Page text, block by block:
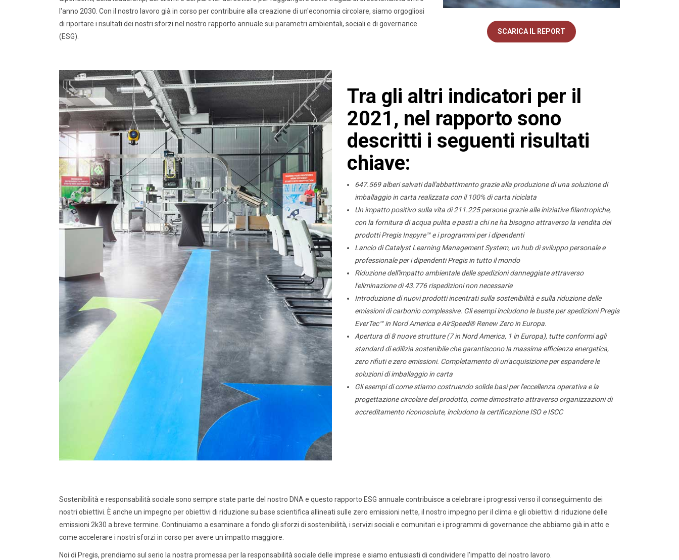
l'anno 2030. Con il nostro lavoro già in corso per contribuire alla creazione di un'economia circolare, siamo orgogliosi
di riportare i risultati dei nostri sforzi nel nostro rapporto annuale sui parametri ambientali, sociali e di governance
(ESG).
SCARICA IL REPORT
Tra gli altri indicatori per il
2021, nel rapporto sono
descritti i seguenti risultati
chiave:
647.569 alberi salvati dall'abbattimento grazie alla produzione di una soluzione di
imballaggio in carta realizzata con il 100% di carta riciclata
Un impatto positivo sulla vita di 211.225 persone grazie alle iniziative filantropiche,
con la fornitura di acqua pulita e pasti a chi ne ha bisogno attraverso la vendita dei
prodotti Pregis Inspyre™ e i programmi per i dipendenti
Lancio di Catalyst Learning Management System, un hub di sviluppo personale e
professionale per i dipendenti Pregis in tutto il mondo
Riduzione dell'impatto ambientale delle spedizioni danneggiate attraverso
l'eliminazione di 43.776 rispedizioni non necessarie
Introduzione di nuovi prodotti incentrati sulla sostenibilità e sulla riduzione delle
emissioni di carbonio complessive. Gli esempi includono le buste per spedizioni Pregis
EverTec™ in Nord America e AirSpeed® Renew Zero in Europa.
Apertura di 8 nuove strutture (7 in Nord America, 1 in Europa), tutte conformi agli
standard di edilizia sostenibile che garantiscono la massima efficienza energetica,
zero rifiuti e zero emissioni. Completamento di un'acquisizione per espandere le
soluzioni di imballaggio in carta
Gli esempi di come stiamo costruendo solide basi per l'eccellenza operativa e la
progettazione circolare del prodotto, come dimostrato attraverso organizzazioni di
accreditamento riconosciute, includono la certificazione ISO e ISCC
Sostenibilità e responsabilità sociale sono sempre state parte del nostro DNA e questo rapporto ESG annuale contribuisce a celebrare i progressi verso il conseguimento dei
nostri obiettivi. È anche un impegno per obiettivi di riduzione su base scientifica allineati sulle zero emissioni nette, il nostro impegno per il clima e gli obiettivi di riduzione delle
emissioni 2k30 a breve termine. Continuiamo a esaminare a fondo gli sforzi di sostenibilità, i servizi sociali e comunitari e i programmi di governance che abbiamo già in atto e
come accelerare i nostri sforzi in corso per avere un impatto maggiore.
Noi di Pregis, prendiamo sul serio la nostra promessa per la responsabilità sociale delle imprese e siamo entusiasti di condividere l'impatto del nostro lavoro.